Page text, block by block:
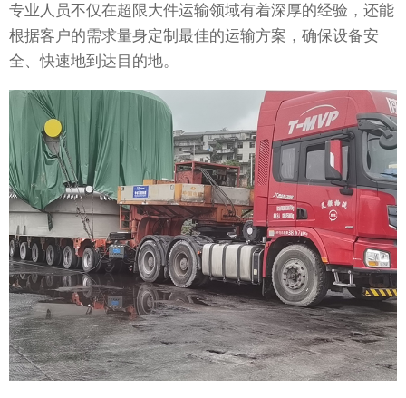
专业人员不仅在超限大件运输领域有着深厚的经验，还能
根据客户的需求量身定制最佳的运输方案，确保设备安
全、快速地到达目的地。